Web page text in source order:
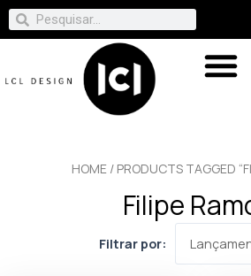
HOME / PRODUCTS TAGGED
Filipe
Filtrar por: